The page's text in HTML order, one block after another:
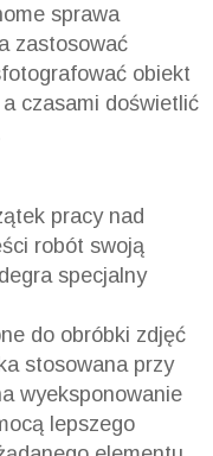
sprawa
zastosować
obiekt
czasami doświetlić
pracy nad
robót swoją
specjalny
do obróbki zdjęć
stosowana przy
wyeksponowanie
lepszego